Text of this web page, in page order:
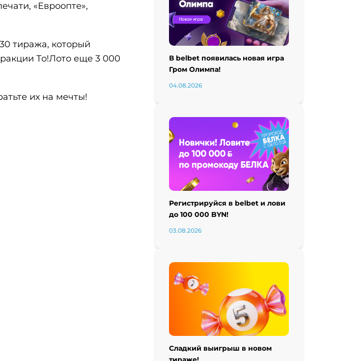
«Евроопте»,
тиража, который
То!Лото еще 3 000
их на мечты!
В belbet появилась новая игра
Гром Олимпа!
04.08.2026
Регистрируйся в belbet и лови
до 100 000 BYN!
03.08.2026
Сладкий выигрыш в новом